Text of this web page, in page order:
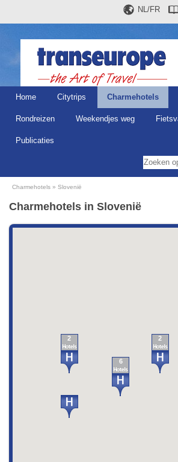
NL/FR
Home Citytrips Charmehotels
Rondreizen Weekendjes weg
Publicaties
Charmehotels Slovenië
Charmehotels in Slovenië
6
2 2